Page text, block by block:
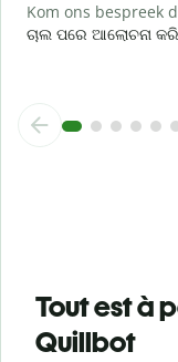
Kom ons bespreek
ଚାଲ ପରେ ଆଲୋଚନା
Tout est à
Quillbot